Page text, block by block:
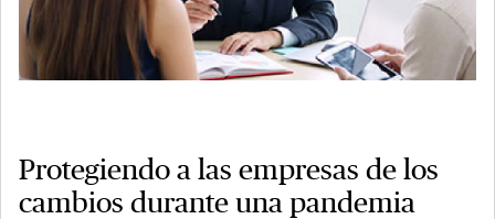
Protegiendo a las empresas de los
cambios durante una pandemia